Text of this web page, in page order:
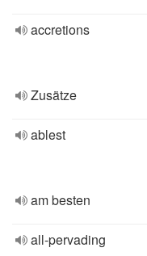
accretions
Zusätze
ablest
am besten
all-pervading